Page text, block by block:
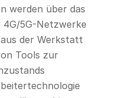
werden über das
5G-Netzwerke
der Werkstatt
Tools zur